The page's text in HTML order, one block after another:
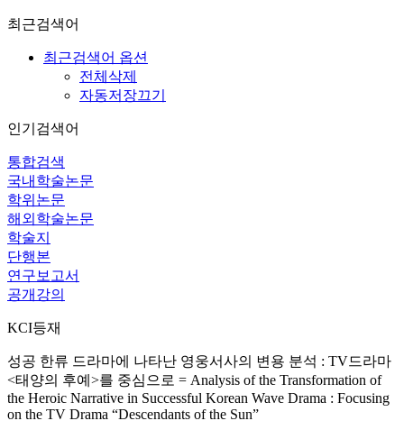
최근검색어
최근검색어 옵션
전체삭제
자동저장끄기
인기검색어
통합검색
국내학술논문
학위논문
해외학술논문
학술지
단행본
연구보고서
공개강의
KCI등재
성공 한류 드라마에 나타난 영웅서사의 변용 분석 : TV드라마
<태양의 후예>를 중심으로 = Analysis of the Transformation of
the Heroic Narrative in Successful Korean Wave Drama : Focusing
on the TV Drama “Descendants of the Sun”